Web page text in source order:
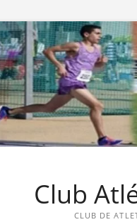
Club
CLUB DE